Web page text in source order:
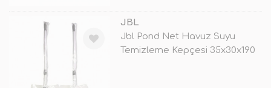
JBL
Jbl Pond Net Havuz Suyu
Temizleme Kepçesi 35x30x190